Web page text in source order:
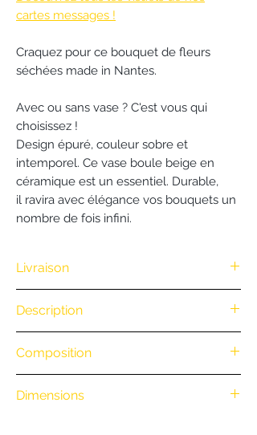
cartes messages !
Craquez pour ce bouquet de fleurs
séchées made in Nantes.
Avec ou sans vase ? C'est vous qui
choisissez !
Design épuré, couleur sobre et
intemporel. Ce vase boule beige en
céramique est un essentiel. Durable,
il ravira avec élégance vos bouquets un
nombre de fois infini.
Livraison
100€ d'achat. (Exclusivité Web non
valable pour une commande
par téléphone)
• Retrait en boutique : gratuit
• Livraison à vélo par notre coursier
Description
artisan fleuriste L'Atelier De Brice sur
la base d'un assortiment de fleurs
séchées. Notre sensibilité créative,
Composition
Dimensions